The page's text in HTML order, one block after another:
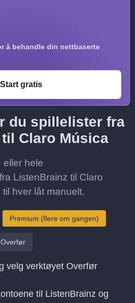
å behandle din nettbaserte
Start gratis
du spillelister fra
Claro Música
eller hele
ListenBrainz til Claro
hver låt manuelt.
Premium (flere om gangen)
Overfør
velg verktøyet Overfør
til ListenBrainz og